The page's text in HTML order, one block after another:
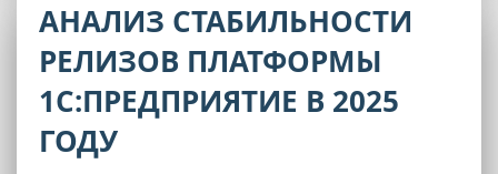
АНАЛИЗ СТАБИЛЬНОСТИ
РЕЛИЗОВ ПЛАТФОРМЫ
1С:ПРЕДПРИЯТИЕ В 2025
ГОДУ